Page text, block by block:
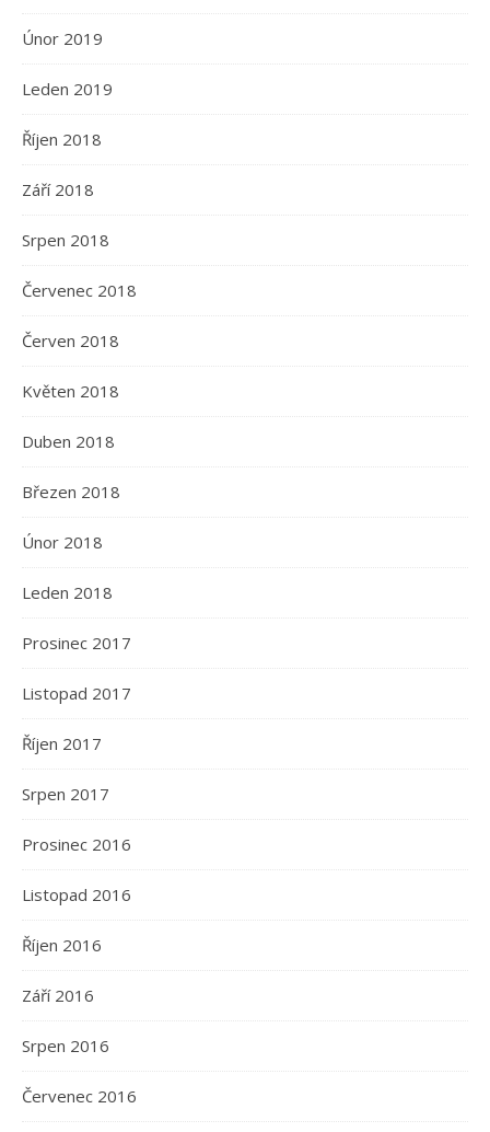
Únor 2019
Leden 2019
Říjen 2018
Září 2018
Srpen 2018
Červenec 2018
Červen 2018
Květen 2018
Duben 2018
Březen 2018
Únor 2018
Leden 2018
Prosinec 2017
Listopad 2017
Říjen 2017
Srpen 2017
Prosinec 2016
Listopad 2016
Říjen 2016
Září 2016
Srpen 2016
Červenec 2016